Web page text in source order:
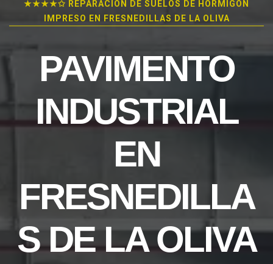
★★★★✩ REPARACIÓN DE SUELOS DE HORMIGÓN
IMPRESO EN FRESNEDILLAS DE LA OLIVA
PAVIMENTO
INDUSTRIAL
EN
FRESNEDILLA
S DE LA OLIVA